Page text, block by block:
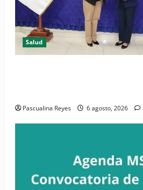
Salud
Pascualina Reyes 6 agosto, 2026